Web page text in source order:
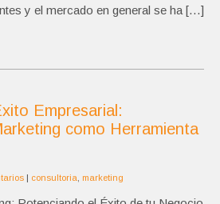
y el mercado en general se ha […]
Empresarial:
como Herramienta
consultoria marketing